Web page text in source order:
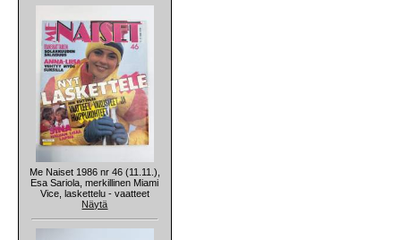
Me Naiset 1986 nr 46 (11.11.),
Esa Sariola, merkillinen Miami
Vice, laskettelu - vaatteet
Näytä